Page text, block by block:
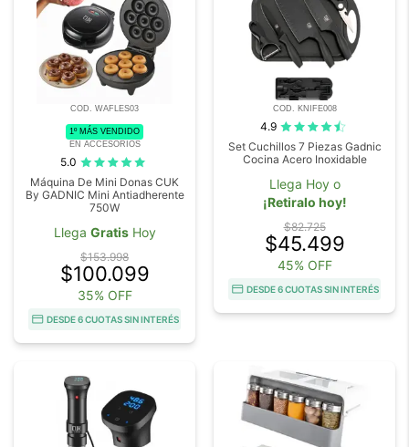
COD. WAFLES03
1º MÁS VENDIDO
EN ACCESORIOS
5.0
Máquina De Mini Donas CUK
By GADNIC Mini Antiadherente
750W
Llega GratisHoy
$153.998
$100.099
35% OFF
DESDE 6 CUOTAS SIN INTERÉS
COD. KNIFE008
4.9
Set Cuchillos 7 Piezas Gadnic
Cocina Acero Inoxidable
Llega Hoy o
¡Retiralo hoy!
$82.725
$45.499
45% OFF
DESDE 6 CUOTAS SIN INTERÉS